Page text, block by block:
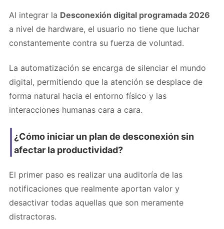
Al integrar la Desconexión digital programada 2026
a nivel de hardware, el usuario no tiene que luchar
constantemente contra su fuerza de voluntad.
La automatización se encarga de silenciar el mundo
digital, permitiendo que la atención se desplace de
forma natural hacia el entorno físico y las
interacciones humanas cara a cara.
¿Cómo iniciar un plan de desconexión sin
afectar la productividad?
El primer paso es realizar una auditoría de las
notificaciones que realmente aportan valor y
desactivar todas aquellas que son meramente
distractoras.